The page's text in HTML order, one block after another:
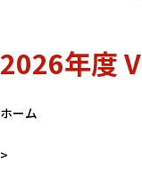
2026年度
ホーム
>